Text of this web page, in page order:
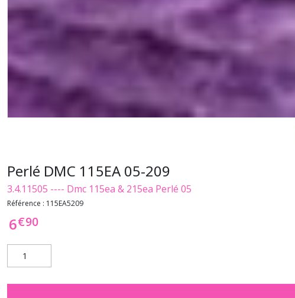
Perlé DMC 115EA 05-209
3.4.11505 ---- Dmc 115ea & 215ea Perlé 05
Référence : 115EA5209
6€90